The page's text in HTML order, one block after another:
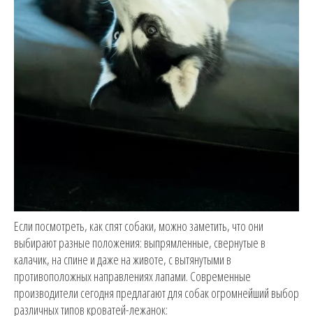
Если посмотреть, как спят собаки, можно заметить, что они
выбирают разные положения: выпрямленные, свернутые в
калачик, на спине и даже на животе, с вытянутыми в
противоположных направлениях лапами. Современные
производители сегодня предлагают для собак огромнейший выбор
различных типов кроватей-лежанок: